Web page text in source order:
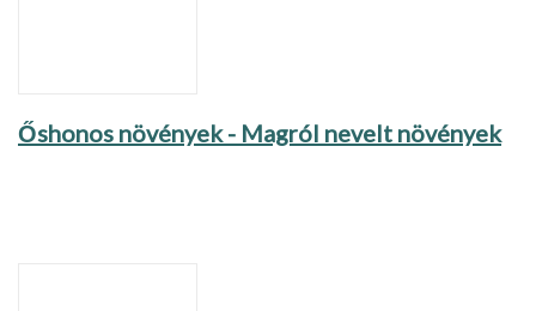
Őshonos növények - Magról nevelt növények